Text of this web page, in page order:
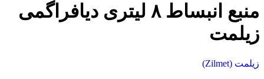
منبع انبساط ۸ لیتری دیافراگمی
زیلمت
زیلمت (Zilmet)